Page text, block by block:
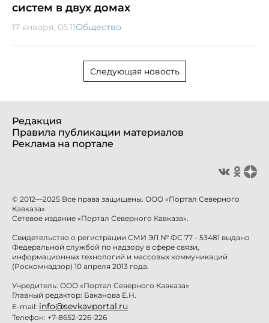
систем в двух домах
17 января, 05:11Общество
Следующая новость
Редакция
Правила публикации материалов
Реклама на портале
© 2012—2025 Все права защищены. ООО «Портал Северного
Кавказа»
Сетевое издание «Портал Северного Кавказа».
Свидетельство о регистрации СМИ ЭЛ № ФС 77 - 53481 выдано
Федеральной службой по надзору в сфере связи,
информационных технологий и массовых коммуникаций
(Роскомнадзор) 10 апреля 2013 года.
Учредитель: ООО «Портал Северного Кавказа»
Главный редактор: Баканова Е.Н.
E-mail: info@sevkavportal.ru
Телефон: +7-8652-226-226